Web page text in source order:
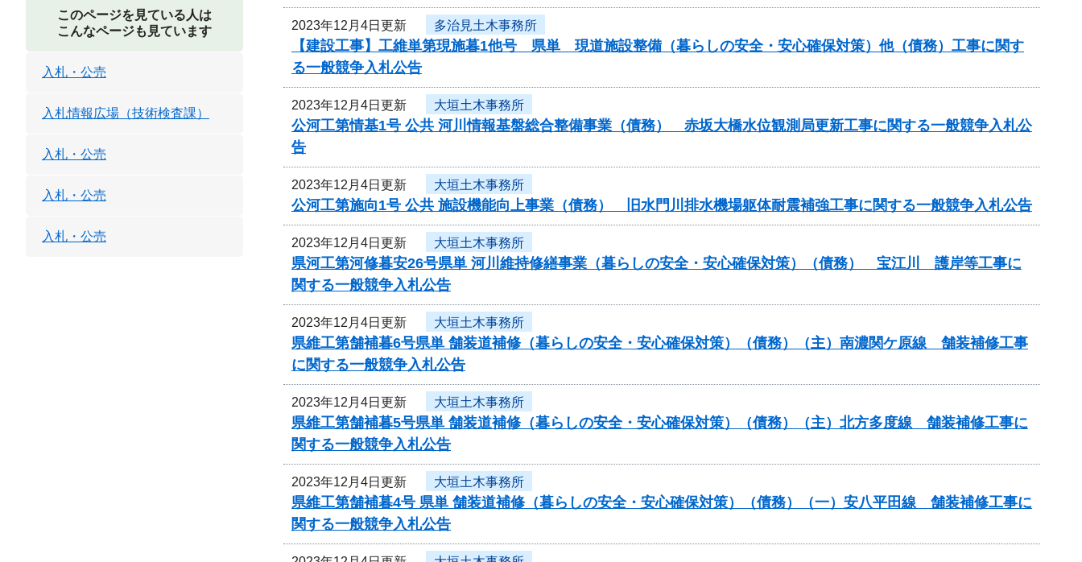
2023年12月4日更新 多治見土木事務所
【建設工事】工維単第現施暮1他号 県単 現道施設整備（暮らしの安全・安心確保対策）他（債務）工事に関す
る一般競争入札公告
2023年12月4日更新 大垣土木事務所
公河工第情基1号 公共 河川情報基盤総合整備事業（債務） 赤坂大橋水位観測局更新工事に関する一般競争入札公
告
2023年12月4日更新 大垣土木事務所
公河工第施向1号 公共 施設機能向上事業（債務） 旧水門川排水機場躯体耐震補強工事に関する一般競争入札公告
2023年12月4日更新 大垣土木事務所
県河工第河修暮安26号県単 河川維持修繕事業（暮らしの安全・安心確保対策）（債務） 宝江川 護岸等工事に
関する一般競争入札公告
2023年12月4日更新 大垣土木事務所
県維工第舗補暮6号県単 舗装道補修（暮らしの安全・安心確保対策）（債務）（主）南濃関ケ原線 舗装補修工事
に関する一般競争入札公告
2023年12月4日更新 大垣土木事務所
県維工第舗補暮5号県単 舗装道補修（暮らしの安全・安心確保対策）（債務）（主）北方多度線 舗装補修工事に
関する一般競争入札公告
2023年12月4日更新 大垣土木事務所
県維工第舗補暮4号 県単 舗装道補修（暮らしの安全・安心確保対策）（債務）（一）安八平田線 舗装補修工事に
関する一般競争入札公告
このページを見ている人は
こんなページも見ています
入札・公売
入札情報広場（技術検査課）
入札・公売
入札・公売
入札・公売